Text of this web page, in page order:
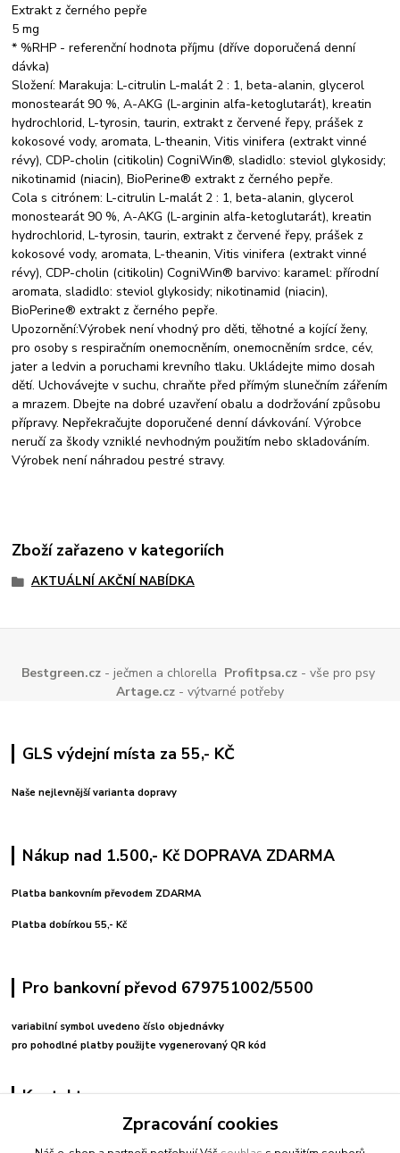
Extrakt z černého pepře
5 mg
* %RHP - referenční hodnota příjmu (dříve doporučená denní
dávka)
Složení: Marakuja: L-citrulin L-malát 2 : 1, beta-alanin, glycerol
monostearát 90 %, A-AKG (L-arginin alfa-ketoglutarát), kreatin
hydrochlorid, L-tyrosin, taurin, extrakt z červené řepy, prášek z
kokosové vody, aromata, L-theanin, Vitis vinifera (extrakt vinné
révy), CDP-cholin (citikolin) CogniWin®, sladidlo: steviol glykosidy;
nikotinamid (niacin), BioPerine® extrakt z černého pepře.
Cola s citrónem: L-citrulin L-malát 2 : 1, beta-alanin, glycerol
monostearát 90 %, A-AKG (L-arginin alfa-ketoglutarát), kreatin
hydrochlorid, L-tyrosin, taurin, extrakt z červené řepy, prášek z
kokosové vody, aromata, L-theanin, Vitis vinifera (extrakt vinné
révy), CDP-cholin (citikolin) CogniWin® barvivo: karamel: přírodní
aromata, sladidlo: steviol glykosidy; nikotinamid (niacin),
BioPerine® extrakt z černého pepře.
Upozornění:Výrobek není vhodný pro děti, těhotné a kojící ženy,
pro osoby s respiračním onemocněním, onemocněním srdce, cév,
jater a ledvin a poruchami krevního tlaku. Ukládejte mimo dosah
dětí. Uchovávejte v suchu, chraňte před přímým slunečním zářením
a mrazem. Dbejte na dobré uzavření obalu a dodržování způsobu
přípravy. Nepřekračujte doporučené denní dávkování. Výrobce
neručí za škody vzniklé nevhodným použitím nebo skladováním.
Výrobek není náhradou pestré stravy.
Zboží zařazeno v kategoriích
AKTUÁLNÍ AKČNÍ NABÍDKA
Bestgreen.cz - ječmen a chlorella Profitpsa.cz - vše pro psy
Artage.cz - výtvarné potřeby
GLS výdejní místa za 55,- KČ
Naše nejlevnější varianta dopravy
Nákup nad 1.500,- Kč DOPRAVA ZDARMA
Platba bankovním převodem ZDARMA
Platba dobírkou 55,- Kč
Pro bankovní převod 679751002/5500
variabilní symbol uvedeno číslo objednávky
pro pohodlné platby použijte vygenerovaný QR kód
Kontakty
+420 608212713
Zpracování cookies